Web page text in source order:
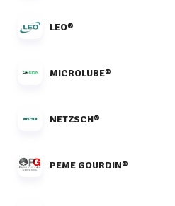
LEO®
MICROLUBE®
NETZSCH®
PEME GOURDIN®